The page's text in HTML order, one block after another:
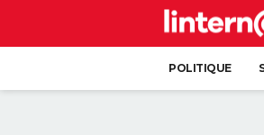
POLITIQUE